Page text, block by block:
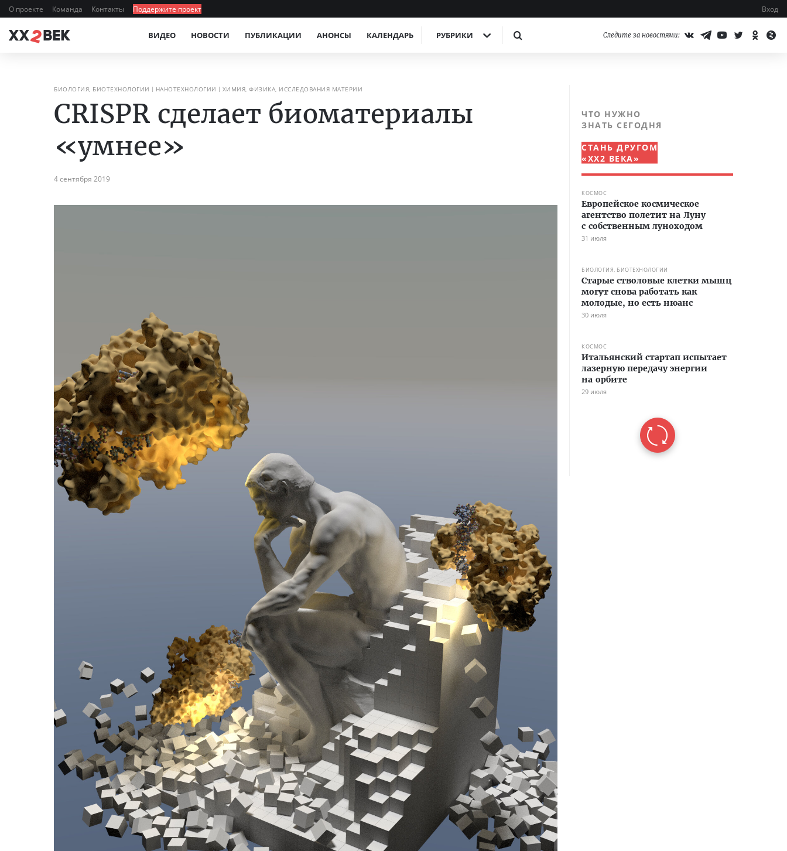
О проекте Команда Контакты Поддержите проект Вход
ВИДЕО НОВОСТИ ПУБЛИКАЦИИ АНОНСЫ КАЛЕНДАРЬ РУБРИКИ Следите за новостями:
БИОЛОГИЯ, БИОТЕХНОЛОГИИ НАНОТЕХНОЛОГИИ ХИМИЯ, ФИЗИКА, ИССЛЕДОВАНИЯ МАТЕРИИ
CRISPR сделает биоматериалы
«умнее»
4 сентября 2019
ЧТО НУЖНО
ЗНАТЬ СЕГОДНЯ
СТАНЬ ДРУГОМ
«XX2 ВЕКА»
КОСМОС
Европейское космическое
агентство полетит на Луну
с собственным луноходом
31 июля
БИОЛОГИЯ, БИОТЕХНОЛОГИИ
Старые стволовые клетки мышц
могут снова работать как
молодые, но есть нюанс
30 июля
КОСМОС
Итальянский стартап испытает
лазерную передачу энергии
на орбите
29 июля